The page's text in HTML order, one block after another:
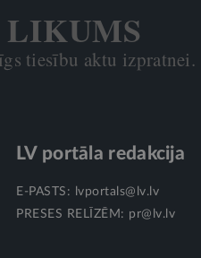
LIKUMS
tiesību aktu izpratnei.
LV portāla redakcija
E-PASTS:
lvportals@lv.lv
PRESES RELĪZĒM: pr@lv.lv